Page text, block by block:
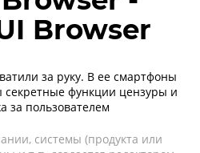
Browser
за руку. В ее смартфоны
секретные функции цензуры и
за пользователем
системы (продукта или